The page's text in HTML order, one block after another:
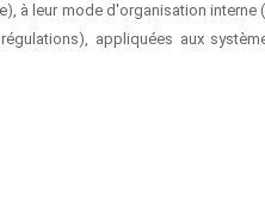
à leur mode d'organisation
appliquées aux